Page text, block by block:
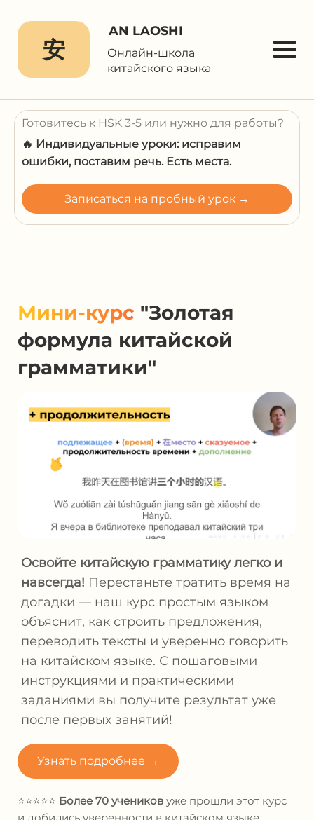
安
AN LAOSHI
Онлайн-школа
китайского языка
Готовитесь к HSK 3-5 или нужно для работы?
🔥 Индивидуальные уроки: исправим
ошибки, поставим речь. Есть места.
Записаться на пробный урок →
Мини-курс "Золотая
формула китайской
грамматики"
Освойте китайскую грамматику легко и
навсегда! Перестаньте тратить время на
догадки — наш курс простым языком
объяснит, как строить предложения,
переводить тексты и уверенно говорить
на китайском языке. С пошаговыми
инструкциями и практическими
заданиями вы получите результат уже
после первых занятий!
Узнать подробнее →
⭐⭐⭐⭐⭐ Более 70 учеников уже прошли этот курс